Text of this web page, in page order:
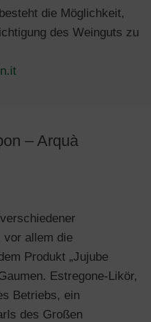
die Möglichkeit,
des Weinguts zu
– Arquà
vor allem die
Produkt „Jujube
Estregone-Likör,
Betriebs, ein
des Großen